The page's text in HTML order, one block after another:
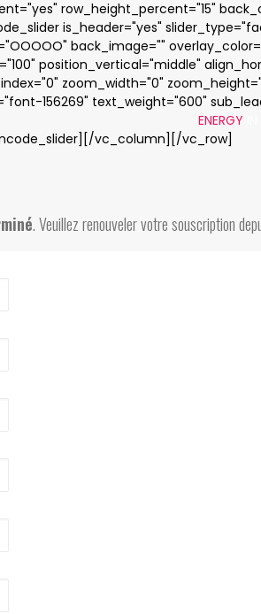
row_height_percent="15"
is_header="yes"
back_image=""
position_vertical="middle"
zoom_width="0"
156269" text_weight="600"
ENERGY
vc_column][/vc_row]
. Veuillez renouveler votre souscription